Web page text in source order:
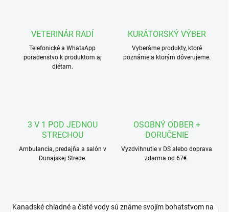
VETERINÁR RADÍ
Telefonické a WhatsApp
poradenstvo k produktom aj
diétam.
KURÁTORSKÝ VÝBER
Vyberáme produkty, ktoré
poznáme a ktorým dôverujeme.
3 V 1 POD JEDNOU
STRECHOU
Ambulancia, predajňa a salón v
Dunajskej Strede.
OSOBNÝ ODBER +
DORUČENIE
Vyzdvihnutie v DS alebo doprava
zdarma od 67€.
Kanadské chladné a čisté vody sú známe svojím bohatstvom na